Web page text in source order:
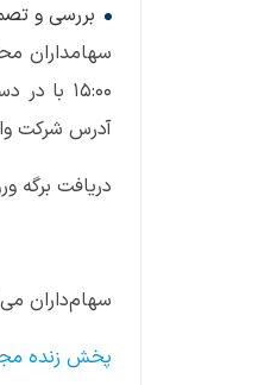
بررسی و
15:00
آدرس شرکت واقع در کیلومتر ۸ جاده مخصوص کرج،
دریافت برگه ورود به مجمع
سهام‌داران
پخش زنده